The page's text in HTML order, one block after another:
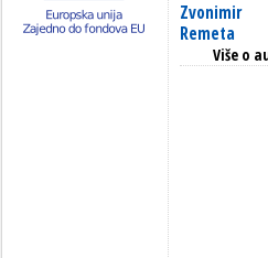
Zvonimir
Remeta
Više o